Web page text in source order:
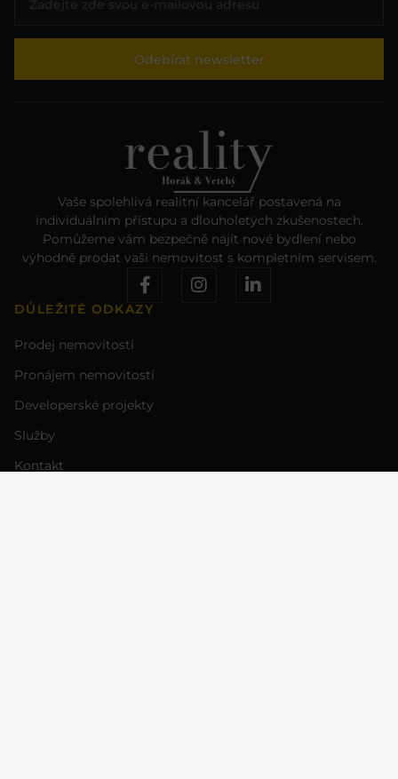
Odebírat newsletter
Vaše spolehlivá realitní kancelář postavená na
individuálním přístupu a dlouholetých zkušenostech.
Pomůžeme vám bezpečně najít nové bydlení nebo
výhodně prodat vaši nemovitost s kompletním servisem.
DŮLEŽITÉ ODKAZY
Prodej nemovitostí
Pronájem nemovitostí
Developerské projekty
Služby
Kontakt